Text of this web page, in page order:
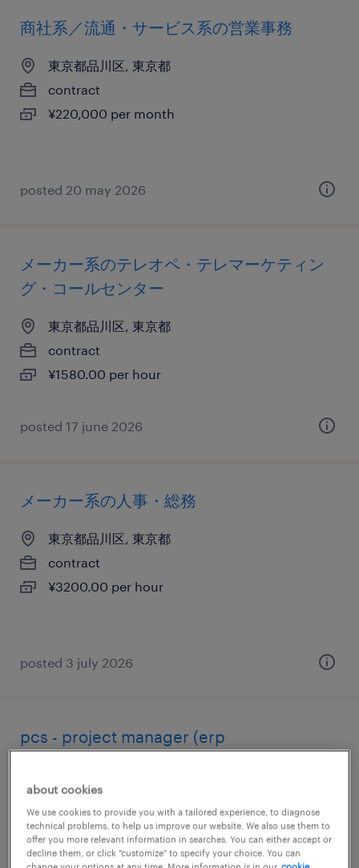
商社系／流通・サービス系の営業事務
東京都品川区, 東京都
contract
¥220,000 per month
posted 20 may 2026
メーカー系のテレオペ・テレマーケティン
グ・コールセンター
東京都品川区, 東京都
contract
¥1580.00 per hour
posted 17 june 2026
メーカー系の人事・総務
東京都品川区, 東京都
contract
¥3200.00 per hour
posted 3 july 2026
pcs - project manager (erp
東京23区, 東京都
contract
¥6,000,000 - ¥6,500,000 per year, 年収600 ～
about cookies
We use cookies to provide you with a tailored experience, to diagnose
technical problems, to help us improve our website. We also use them to
offer you more relevant information in searches. You can either accept or
decline them, or click "customize" to specify your choice. You can